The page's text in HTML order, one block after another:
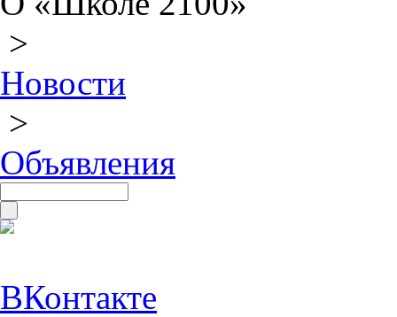
>
Новости
>
Объявления
ВКонтакте